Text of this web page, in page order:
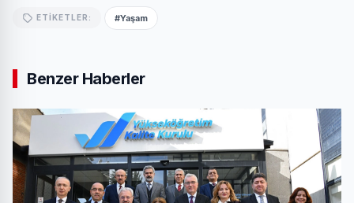
ETIKETLER: #Yaşam
Benzer Haberler